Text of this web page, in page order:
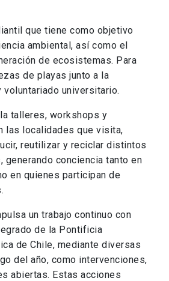
que tiene como objetivo
ambiental, así como el
de ecosistemas. Para
de playas junto a la
voluntariado universitario.
talleres, workshops y
las localidades que visita,
reutilizar y reciclar distintos
conciencia tanto en
en quienes participan de
un trabajo continuo con
de la Pontificia
de Chile, mediante diversas
del año, como intervenciones,
abiertas. Estas acciones